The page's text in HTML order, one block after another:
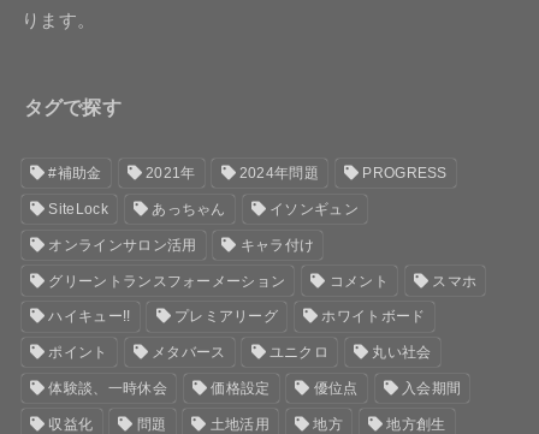
ります。
タグで探す
#補助金 2021年 2024年問題 PROGRESS
SiteLock あっちゃん イソンギュン
オンラインサロン活用 キャラ付け
グリーントランスフォーメーション コメント スマホ
ハイキュー!! プレミアリーグ ホワイトボード
ポイント メタバース ユニクロ 丸い社会
体験談、一時休会 価格設定 優位点 入会期間
収益化 問題 土地活用 地方 地方創生